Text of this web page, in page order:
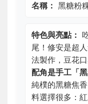
名稱： 黑糖粉
特色與亮點：
尾！修安是超
法製作，豆花
配角是手工「黑
純樸的黑糖焦
料選擇很多：